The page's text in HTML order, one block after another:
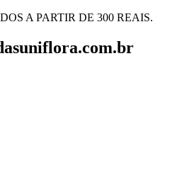
A PARTIR DE 300 REAIS.